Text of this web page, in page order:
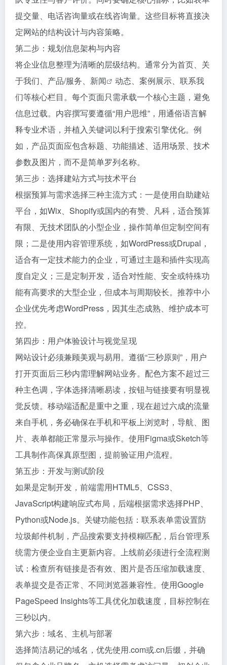
提交量、电话咨询量或在线咨询量。这些目标将直接决
定网站的结构设计与内容策略。
第二步：规划信息架构与内容
将企业信息整理为清晰的层级结构。通常分为首页、关
于我们、产品/服务、 新闻
动态、案例展示、联系我
们等核心栏目。每个页面只需承载一个核心主题，避免
信息过载。内容撰写要遵循“用户思维”，用通俗语言解
释专业术语，并植入关键词以利于搜索引擎优化。例
如，产品页面应包含标题、功能描述、适用场景、技术
参数及图片，而不是简单罗列名称。
第三步：选择建站方式与技术平台
根据预算与需求选择三种主流方式：一是使用自助建站
平台，如Wix、Shopify或国内的有赞、凡科，适合预算
有限、无技术团队的小型企业，操作简单但定制空间有
限；二是使用内容管理系统，如WordPress或Drupal，
适合有一定技术能力的企业，可通过主题和插件实现高
度自定义；三是定制开发，适合对性能、安全或特殊功
能有高要求的大型企业，但成本与周期较长。推荐中小
企业优先考虑WordPress，因其生态成熟、维护成本可
控。
第四步：用户体验设计与视觉呈现
网站设计必须兼顾美观与易用。遵循“三秒原则”，用户
打开页面后三秒内需理解网站业务。配色方案不超过三
种主色调，字体选择清晰易读，按钮与链接要有明显视
觉反馈。移动端适配是重中之重，现在超过六成的流量
来自手机，务必确保在手机和平板上浏览时，导航、图
片、表单都能正常显示与操作。使用Figma或Sketch等
工具制作高保真原型图，提前验证用户流程。
第五步：开发与测试阶段
如果是定制开发，前端需用HTML5、CSS3、
JavaScript构建响应式布局，后端根据需求选择PHP、
Python或Node.js。关键功能包括：联系表单需设置防
垃圾邮件机制，产品搜索要支持模糊匹配，后台管理系
统需方便企业自主更新内容。上线前必须进行全流程测
试：检查所有链接是否有效、图片是否压缩加载速度、
表单提交是否正常、不同浏览器兼容性。使用Google
PageSpeed Insights等工具优化加载速度，目标控制在
三秒以内。
第六步：域名、主机与部署
选择简洁易记的域名，优先使用.com或.cn后缀，并确